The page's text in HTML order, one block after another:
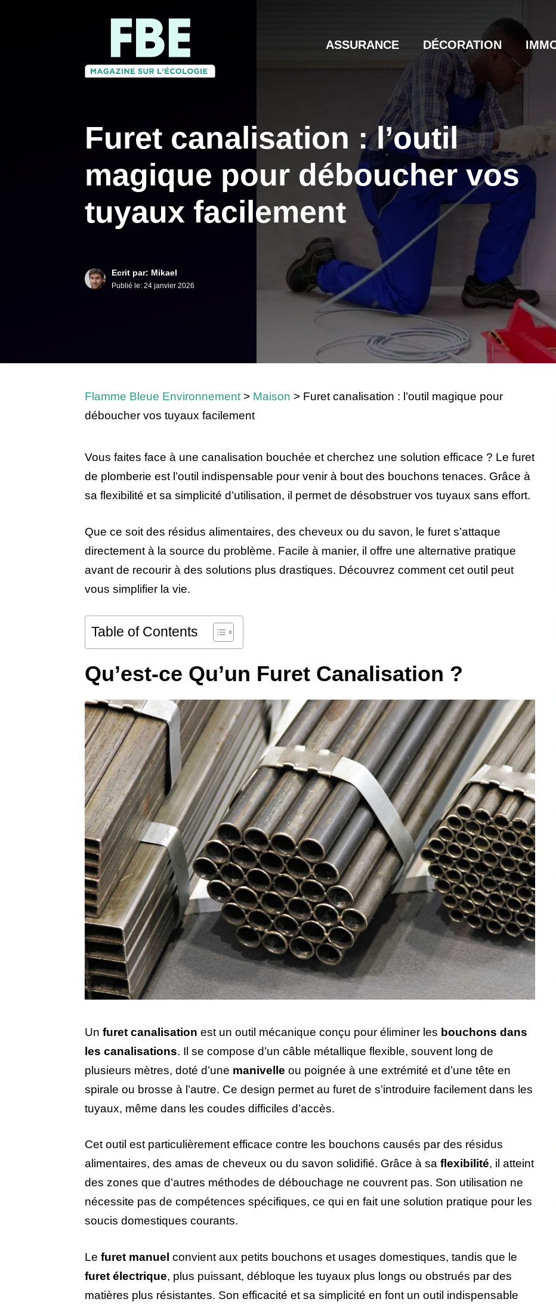
ASSURANCE DÉCORATION
Furet canalisation : l’outil
magique pour déboucher vos
tuyaux facilement
Ecrit par: Mikael
Publié le: 24 janvier 2026
Flamme Bleue Environnement > Maison > Furet canalisation : l’outil magique pour
déboucher vos tuyaux facilement
Vous faites face à une canalisation bouchée et cherchez une solution efficace ? Le furet
de plomberie est l’outil indispensable pour venir à bout des bouchons tenaces. Grâce à
sa flexibilité et sa simplicité d’utilisation, il permet de désobstruer vos tuyaux sans effort.
Que ce soit des résidus alimentaires, des cheveux ou du savon, le furet s’attaque
directement à la source du problème. Facile à manier, il offre une alternative pratique
avant de recourir à des solutions plus drastiques. Découvrez comment cet outil peut
vous simplifier la vie.
Table of Contents
Qu’est-ce Qu’un Furet Canalisation ?
Un furet canalisation est un outil mécanique conçu pour éliminer les bouchons dans
les canalisations. Il se compose d’un câble métallique flexible, souvent long de
plusieurs mètres, doté d’une manivelle ou poignée à une extrémité et d’une tête en
spirale ou brosse à l’autre. Ce design permet au furet de s’introduire facilement dans les
tuyaux, même dans les coudes difficiles d’accès.
Cet outil est particulièrement efficace contre les bouchons causés par des résidus
alimentaires, des amas de cheveux ou du savon solidifié. Grâce à sa flexibilité, il atteint
des zones que d’autres méthodes de débouchage ne couvrent pas. Son utilisation ne
nécessite pas de compétences spécifiques, ce qui en fait une solution pratique pour les
soucis domestiques courants.
Le furet manuel convient aux petits bouchons et usages domestiques, tandis que le
furet électrique, plus puissant, débloque les tuyaux plus longs ou obstrués par des
matières plus résistantes. Son efficacité et sa simplicité en font un outil indispensable